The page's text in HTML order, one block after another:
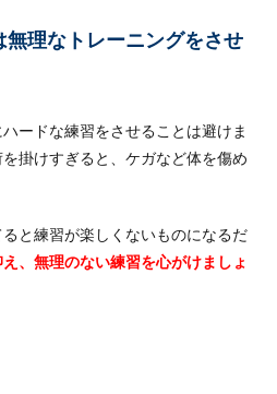
一緒にスケボーを楽しみたい！まずは子供
方を教えなければなりません。どちらの足
のサーブが上手くなりたい！練
が好きだと言う方も多いですよね。昔は女
っているというイメージも強かったかもし
理なトレーニングをさせ
ードな練習をさせることは避けま
掛けすぎると、ケガなど体を傷め
と練習が楽しくないものになるだ
、無理のない練習を心がけましょ